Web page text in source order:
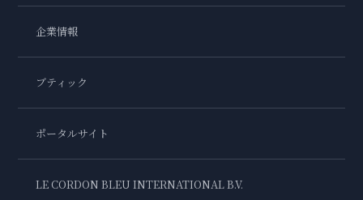
企業情報
ブティック
ポータルサイト
LE CORDON BLEU INTERNATIONAL B.V.